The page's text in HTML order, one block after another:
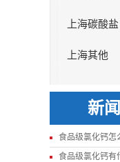
上海碳酸盐
上海其他
新
食品级氯化钙怎
食品级氯化钙有